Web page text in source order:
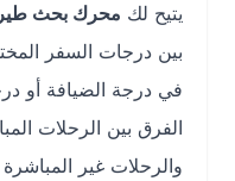
يتيح لكمحرك بحث طيران
بين درجات السفر
في درجة الضيافة أو درجة
الفرق بين الرحلات
والرحلات غير المباشرة